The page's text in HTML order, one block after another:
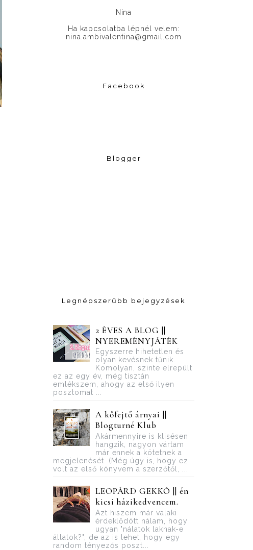
Nina
Ha kapcsolatba lépnél velem:
nina.ambivalentina@gmail.com
Facebook
Blogger
Legnépszerűbb bejegyzések
2 ÉVES A BLOG ||
NYEREMÉNYJÁTÉK
Egyszerre hihetetlen és
olyan kevésnek tűnik.
Komolyan, szinte elrepült
ez az egy év, még tisztán
emlékszem, ahogy az első ilyen
posztomat ...
A kőfejtő árnyai ||
Blogturné Klub
Akármennyire is klisésen
hangzik, nagyon vártam
már ennek a kötetnek a
megjelenését. (Még úgy is, hogy ez
volt az első könyvem a szerzőtől, ...
LEOPÁRD GEKKÓ || én
kicsi házikedvencem.
Azt hiszem már valaki
érdeklődött nálam, hogy
ugyan "nálatok laknak-e
állatok?", de az is lehet, hogy egy
random tényezős poszt...